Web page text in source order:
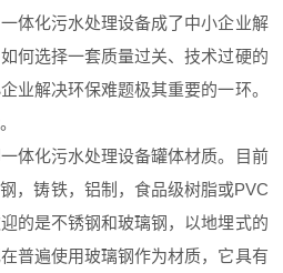
体化污水处理设备成了中小企业解
何选择一套质量过关、技术过硬的
业解决环保难题极其重要的一环。
体化污水处理设备罐体材质。目前
，铸铁，铝制，食品级树脂或PVC
的是不锈钢和玻璃钢，以地埋式的
普遍使用玻璃钢作为材质，它具有